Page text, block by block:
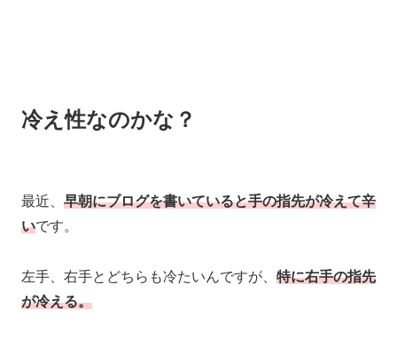
冷え性なのかな？
最近、 早朝にブログを書いていると手の指先が冷えて辛
いです。
左手、右手とどちらも冷たいんですが、 特に右手の指先
が冷える。